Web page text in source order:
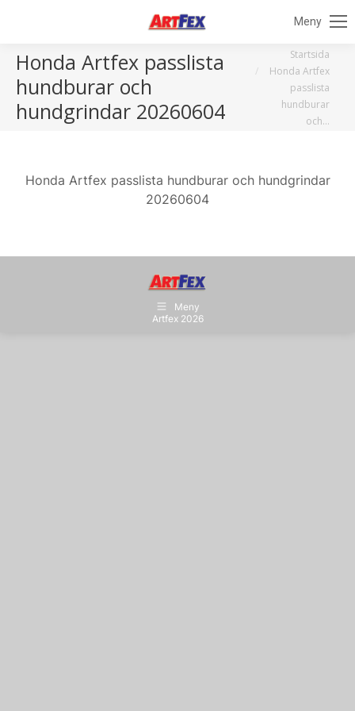
Meny
Honda Artfex passlista
hundburar och
hundgrindar 20260604
Du är här:Startsida
Honda Artfex
passlista
hundburar
och…
Honda Artfex passlista hundburar och hundgrindar
20260604
Meny
Artfex 2026